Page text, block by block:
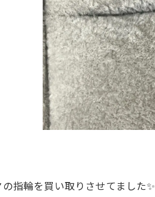
指輪を買い取りさせてました✨